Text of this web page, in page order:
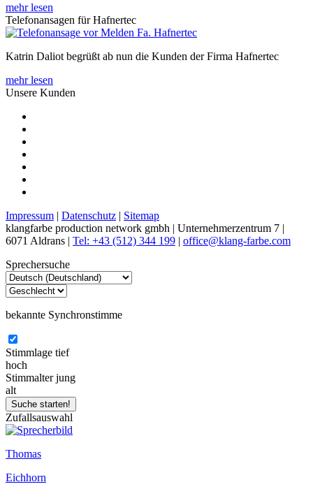
mehr lesen
Telefonansagen für Hafnertec
Katrin Daliot begrüßt ab nun die Kunden der Firma Hafnertec
mehr lesen
Unsere Kunden
Impressum | Datenschutz | Sitemap
klangfarbe production network gmbh | Unternehmerzentrum 7 |
6071 Aldrans | Tel: +43 (512) 344 199 | office@klang-farbe.com
Sprechersuche
bekannte Synchronstimme
Stimmlage tief
hoch
Stimmalter jung
alt
Zufallsauswahl
Thomas
Eichhorn